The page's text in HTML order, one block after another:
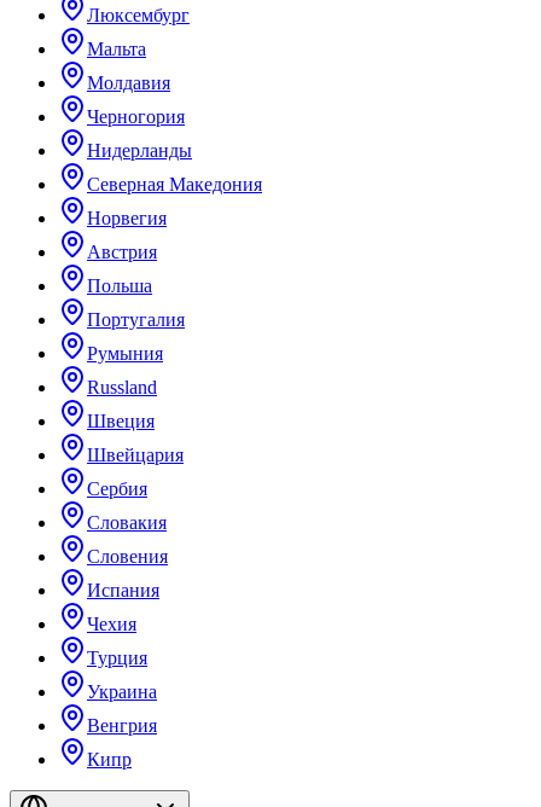
Люксембург
Мальта
Молдавия
Черногория
Нидерланды
Северная Македония
Норвегия
Австрия
Польша
Португалия
Румыния
Russland
Швеция
Швейцария
Сербия
Словакия
Словения
Испания
Чехия
Турция
Украина
Венгрия
Кипр